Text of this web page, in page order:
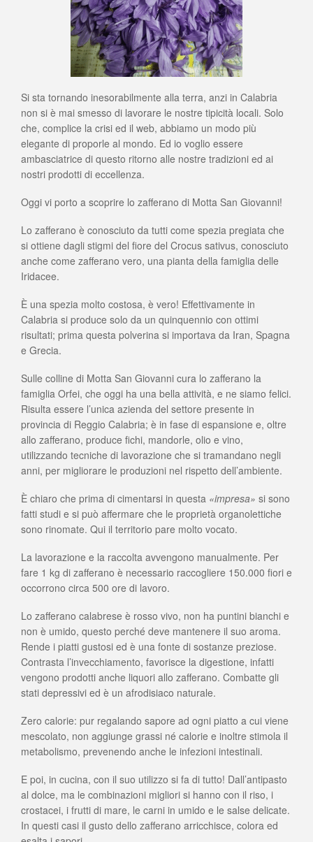
Si sta tornando inesorabilmente alla terra, anzi in Calabria
non si è mai smesso di lavorare le nostre tipicità locali. Solo
che, complice la crisi ed il web, abbiamo un modo più
elegante di proporle al mondo. Ed io voglio essere
ambasciatrice di questo ritorno alle nostre tradizioni ed ai
nostri prodotti di eccellenza.
Oggi vi porto a scoprire lo zafferano di Motta San Giovanni!
Lo zafferano è conosciuto da tutti come spezia pregiata che
si ottiene dagli stigmi del fiore del Crocus sativus, conosciuto
anche come zafferano vero, una pianta della famiglia delle
Iridacee.
È una spezia molto costosa, è vero! Effettivamente in
Calabria si produce solo da un quinquennio con ottimi
risultati; prima questa polverina si importava da Iran, Spagna
e Grecia.
Sulle colline di Motta San Giovanni cura lo zafferano la
famiglia Orfei, che oggi ha una bella attività, e ne siamo felici.
Risulta essere l’unica azienda del settore presente in
provincia di Reggio Calabria; è in fase di espansione e, oltre
allo zafferano, produce fichi, mandorle, olio e vino,
utilizzando tecniche di lavorazione che si tramandano negli
anni, per migliorare le produzioni nel rispetto dell’ambiente.
È chiaro che prima di cimentarsi in questa «impresa» si sono
fatti studi e si può affermare che le proprietà organolettiche
sono rinomate. Qui il territorio pare molto vocato.
La lavorazione e la raccolta avvengono manualmente. Per
fare 1 kg di zafferano è necessario raccogliere 150.000 fiori e
occorrono circa 500 ore di lavoro.
Lo zafferano calabrese è rosso vivo, non ha puntini bianchi e
non è umido, questo perché deve mantenere il suo aroma.
Rende i piatti gustosi ed è una fonte di sostanze preziose.
Contrasta l’invecchiamento, favorisce la digestione, infatti
vengono prodotti anche liquori allo zafferano. Combatte gli
stati depressivi ed è un afrodisiaco naturale.
Zero calorie: pur regalando sapore ad ogni piatto a cui viene
mescolato, non aggiunge grassi né calorie e inoltre stimola il
metabolismo, prevenendo anche le infezioni intestinali.
E poi, in cucina, con il suo utilizzo si fa di tutto! Dall’antipasto
al dolce, ma le combinazioni migliori si hanno con il riso, i
crostacei, i frutti di mare, le carni in umido e le salse delicate.
In questi casi il gusto dello zafferano arricchisce, colora ed